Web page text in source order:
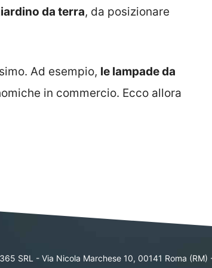
da terra, da posizionare
Ad esempio, le lampade da
in commercio. Ecco allora
SRL - Via Nicola Marchese 10, 00141 Roma (RM)